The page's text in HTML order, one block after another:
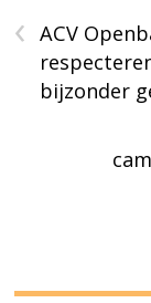
‹
ACV
bijzonder